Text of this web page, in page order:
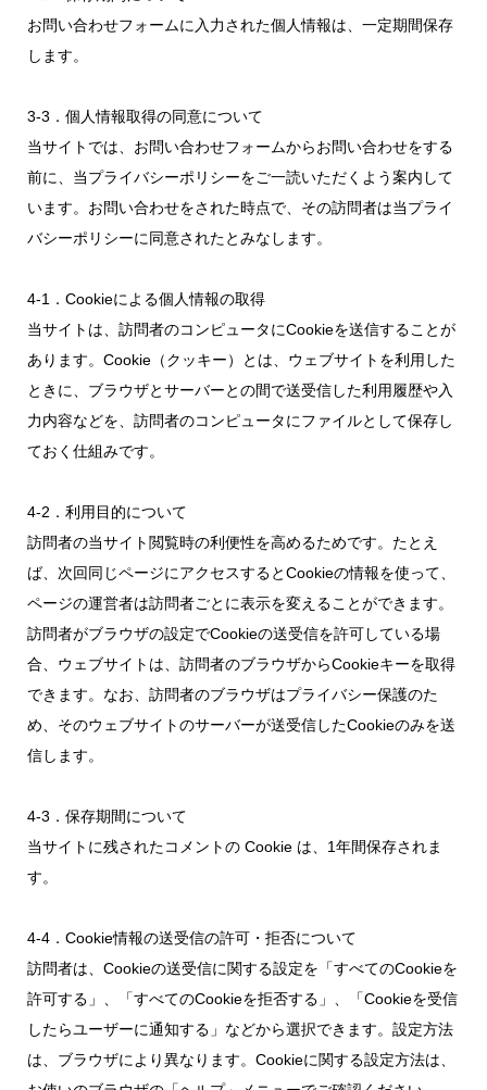
お問い合わせフォームに入力された個人情報は、一定期間保存
します。
3-3．個人情報取得の同意について
当サイトでは、お問い合わせフォームからお問い合わせをする
前に、当プライバシーポリシーをご一読いただくよう案内して
います。お問い合わせをされた時点で、その訪問者は当プライ
バシーポリシーに同意されたとみなします。
4-1．Cookieによる個人情報の取得
当サイトは、訪問者のコンピュータにCookieを送信することが
あります。Cookie（クッキー）とは、ウェブサイトを利用した
ときに、ブラウザとサーバーとの間で送受信した利用履歴や入
力内容などを、訪問者のコンピュータにファイルとして保存し
ておく仕組みです。
4-2．利用目的について
訪問者の当サイト閲覧時の利便性を高めるためです。たとえ
ば、次回同じページにアクセスするとCookieの情報を使って、
ページの運営者は訪問者ごとに表示を変えることができます。
訪問者がブラウザの設定でCookieの送受信を許可している場
合、ウェブサイトは、訪問者のブラウザからCookieキーを取得
できます。なお、訪問者のブラウザはプライバシー保護のた
め、そのウェブサイトのサーバーが送受信したCookieのみを送
信します。
4-3．保存期間について
当サイトに残されたコメントの Cookie は、1年間保存されま
す。
4-4．Cookie情報の送受信の許可・拒否について
訪問者は、Cookieの送受信に関する設定を「すべてのCookieを
許可する」、「すべてのCookieを拒否する」、「Cookieを受信
したらユーザーに通知する」などから選択できます。設定方法
は、ブラウザにより異なります。Cookieに関する設定方法は、